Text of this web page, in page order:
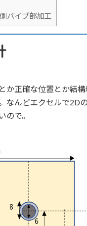
k
パイプ部加工
か正確な位置とか結
なんどエクセルで2D
ので。